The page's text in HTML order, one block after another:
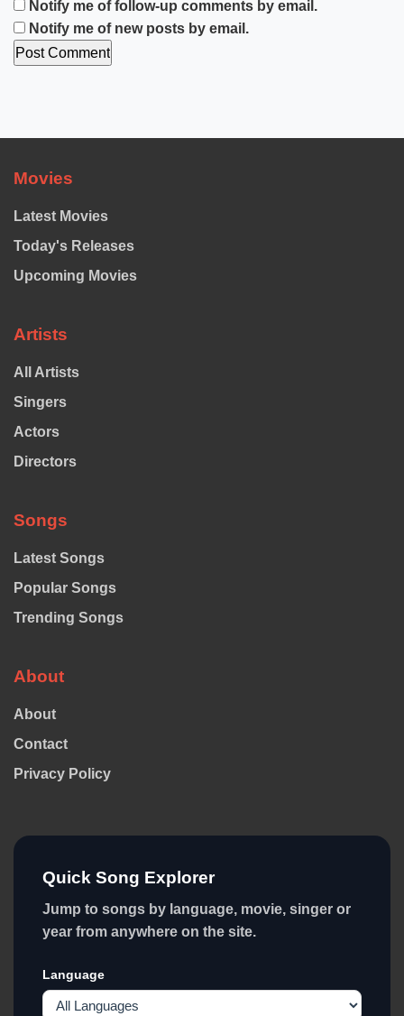
Notify me of follow-up comments by email.
Notify me of new posts by email.
Movies
Latest Movies
Today's Releases
Upcoming Movies
Artists
All Artists
Singers
Actors
Directors
Songs
Latest Songs
Popular Songs
Trending Songs
About
About
Contact
Privacy Policy
Quick Song Explorer
Jump to songs by language, movie, singer or
year from anywhere on the site.
Language